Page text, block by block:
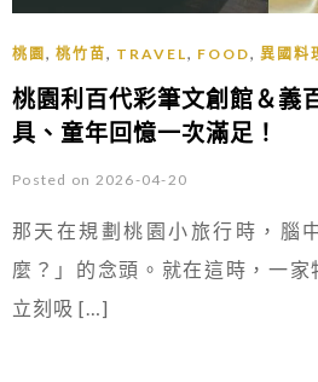
桃園 , 桃竹苗, TRAVEL, FOOD, 異國料
桃園利百代彩筆文創館＆義
具、童年回憶一次滿足！
Posted on 2026-04-20
那天在規劃桃園小旅行時，腦
麼？」的念頭。就在這時，一家
立刻吸 […]